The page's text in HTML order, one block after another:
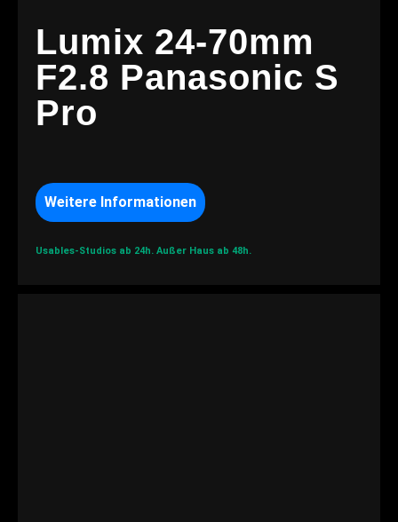
Lumix 24-70mm
F2.8 Panasonic S
Pro
Weitere Informationen
Usables-Studios ab 24h. Außer Haus ab 48h.